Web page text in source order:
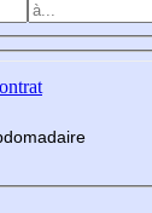
madaire